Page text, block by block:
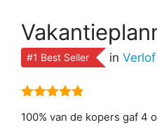
#1 Best Seller in
100% van de kopers gaf 4